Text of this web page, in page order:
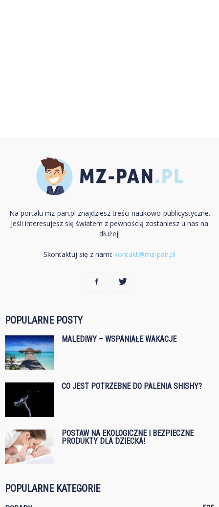
Na portalu mz-pan.pl znajdziesz treści naukowo-publicystyczne.
Jeśli interesujesz się światem z pewnością zostaniesz u nas na
dłużej!
Skontaktuj się z nami: kontakt@mz-pan.pl
POPULARNE POSTY
MALEDIWY – WSPANIAŁE WAKACJE
CO JEST POTRZEBNE DO PALENIA SHISHY?
POSTAW NA EKOLOGICZNE I BEZPIECZNE
PRODUKTY DLA DZIECKA!
POPULARNE KATEGORIE